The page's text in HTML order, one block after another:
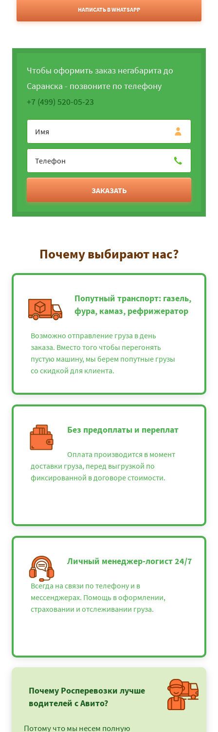
НАПИСАТЬ В WHATSAPP
Чтобы оформить заказ негабарита до
Саранска - позвоните по телефону
+7 (499) 520-05-23
ЗАКАЗАТЬ
Почему выбирают нас?
Попутный транспорт: газель,
фура, камаз, рефрижератор
Возможно отправление груза в день
заказа. Вместо того чтобы перегонять
пустую машину, мы берем попутные грузы
со скидкой для клиента.
Без предоплаты и переплат
Оплата производится в момент
доставки груза, перед выгрузкой по
фиксированной в договоре стоимости.
Личный менеджер-логист 24/7
Всегда на связи по телефону и в
мессенджерах. Помощь в оформлении,
страховании и отслеживании груза.
Почему Росперевозки лучше
водителей с Авито?
Потому что мы несем полную